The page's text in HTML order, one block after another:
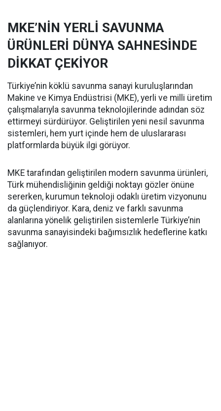
MKE’NİN YERLİ SAVUNMA
ÜRÜNLERİ DÜNYA SAHNESİNDE
DİKKAT ÇEKİYOR
Türkiye’nin köklü savunma sanayi kuruluşlarından
Makine ve Kimya Endüstrisi (MKE), yerli ve milli üretim
çalışmalarıyla savunma teknolojilerinde adından söz
ettirmeyi sürdürüyor. Geliştirilen yeni nesil savunma
sistemleri, hem yurt içinde hem de uluslararası
platformlarda büyük ilgi görüyor.
MKE tarafından geliştirilen modern savunma ürünleri,
Türk mühendisliğinin geldiği noktayı gözler önüne
sererken, kurumun teknoloji odaklı üretim vizyonunu
da güçlendiriyor. Kara, deniz ve farklı savunma
alanlarına yönelik geliştirilen sistemlerle Türkiye’nin
savunma sanayisindeki bağımsızlık hedeflerine katkı
sağlanıyor.